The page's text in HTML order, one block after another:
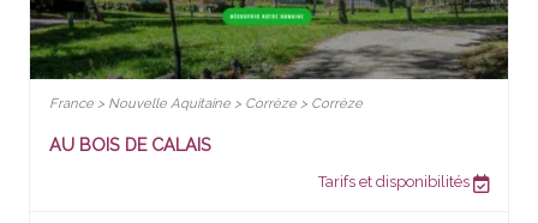
France > Nouvelle Aquitaine > Corrèze > Corrèze
AU BOIS DE CALAIS
Tarifs et disponibilités